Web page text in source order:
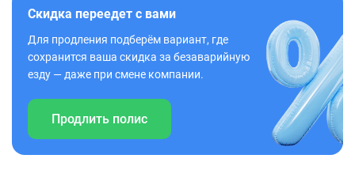
Скидка переедет с вами
Для продления подберём вариант, где
сохранится ваша скидка за безаварийную
езду — даже при смене компании.
Продлить полис